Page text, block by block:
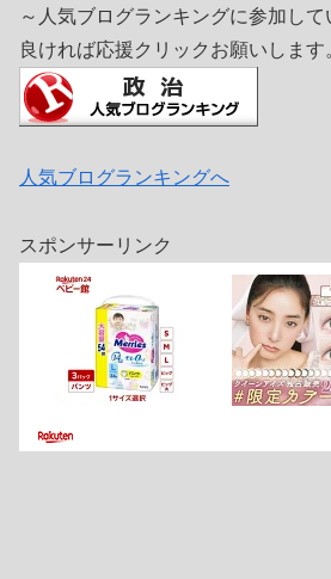
～人気ブログランキングに参加して
良ければ応援クリックお願いします
人気ブログランキングへ
スポンサーリンク